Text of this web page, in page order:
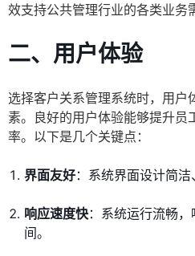
效支持公共管理行业的各类业务
二、用户体验
选择客户关系管理系统时，用户
素。良好的用户体验能够提升员
率。以下是几个关键点：
界面友好：系统界面设计简洁
响应速度快：系统运行流畅
间。